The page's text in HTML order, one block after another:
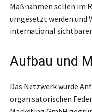
Maßnahmen sollen im
umgesetzt werden und
international sichtbarer
Aufbau und
Das Netzwerk wurde
organisatorischen